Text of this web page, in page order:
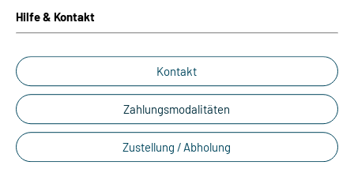
Hilfe & Kontakt
Kontakt
Zahlungsmodalitäten
Zustellung / Abholung